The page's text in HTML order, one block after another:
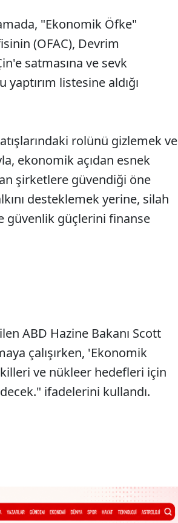
"Ekonomik Öfke"
(OFAC), Devrim
satmasına ve sevk
listesine aldığı
rolünü gizlemek ve
ekonomik açıdan esnek
şirketlere güvendiği öne
desteklemek yerine, silah
güvenlik güçlerini finanse
ABD Hazine Bakanı Scott
çalışırken, 'Ekonomik
ve nükleer hedefleri için
ifadelerini kullandı.